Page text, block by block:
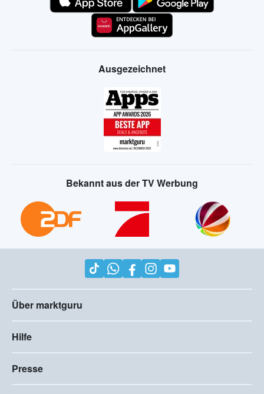
Ausgezeichnet
Bekannt aus der TV Werbung
Über marktguru
Hilfe
Presse